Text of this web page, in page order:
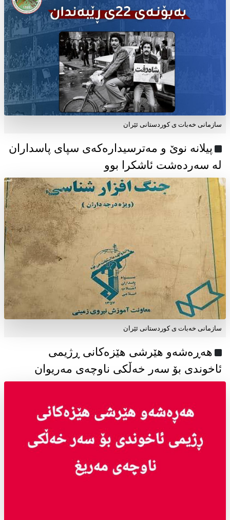
سازمانی خەبات ی كوردستانی ئێران
پیلانە نوێ و مەترسیدارەکەی سپای پاسداران
لە سەردەشت ئاشکرا بوو
سازمانی خەبات ی كوردستانی ئێران
هەڕەشەو هێرشی هێزەکانی ڕژیمی
ئاخوندی بۆ سەر خەڵکی ناوچەی مەریوان